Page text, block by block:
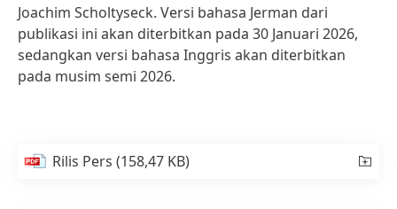
Joachim Scholtyseck. Versi bahasa Jerman dari
publikasi ini akan diterbitkan pada 30 Januari 2026,
sedangkan versi bahasa Inggris akan diterbitkan
pada musim semi 2026.
Rilis Pers(158,47 KB)